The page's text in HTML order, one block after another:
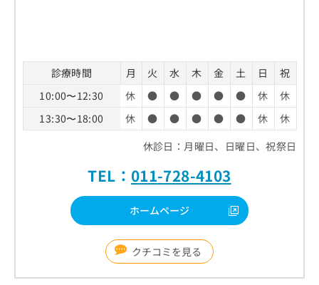
診療時間 月 火 水 木 金 土 日
祝
10:00〜12:30
休 ● ● ● ● ● 休
休
13:30〜18:00
休 ● ● ● ● ● 休
休
休診日：月曜日、日曜日、祝祭日
TEL： 011-728-4103
ホームページ
クチコミを見る